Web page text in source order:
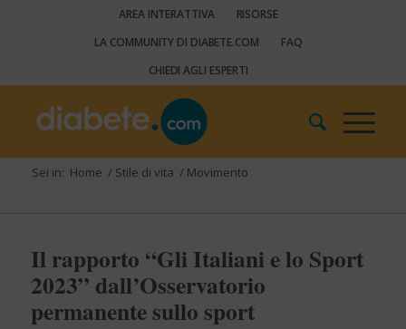
AREA INTERATTIVA
RISORSE
LA COMMUNITY DI DIABETE.COM
FAQ
CHIEDI AGLI ESPERTI
Sei in: Home / Stile di vita / Movimento
Il rapporto “Gli Italiani e lo Sport
2023” dall’Osservatorio
permanente sullo sport